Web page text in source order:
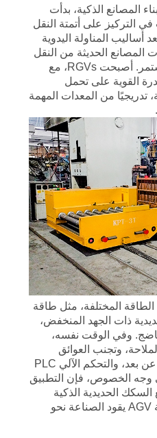
"الصناعة 4.0" وبناء المصانع الذكية، بدأت
التركيز على أتمتة النقل
أساليب المناولة اليدوية
المصانع الحديثة من النقل
العالي الكفاءة والدقة والمستمر. أصبحت RGVs، مع
القوية على تحمل
تدريجيًا من المعدات المهمة
المختلفة، مثل طاقة
ذات الجهد المنخفض،
وفي الوقت نفسه،
وتجنب العوائق
التلقائية، والتحكم اللاسلكي عن بعد، والتحكم الآلي PLC
وجه الخصوص، فإن التطبيق
السكك الحديدية الذكية
RGV ومعدات المناولة الآلية AGV يقود الصناعة نحو